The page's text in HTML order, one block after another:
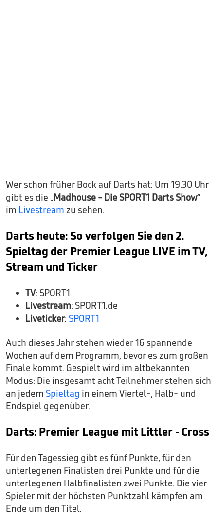
Wer schon früher Bock auf Darts hat: Um 19.30 Uhr
gibt es die „Madhouse - Die SPORT1 Darts Show“
im Livestream zu sehen.
Darts heute: So verfolgen Sie den 2.
Spieltag der Premier League LIVE im TV,
Stream und Ticker
TV: SPORT1
Livestream: SPORT1.de
Liveticker: SPORT1
Auch dieses Jahr stehen wieder 16 spannende
Wochen auf dem Programm, bevor es zum großen
Finale kommt. Gespielt wird im altbekannten
Modus: Die insgesamt acht Teilnehmer stehen sich
an jedem Spieltag in einem Viertel-, Halb- und
Endspiel gegenüber.
Darts: Premier League mit Littler - Cross
Für den Tagessieg gibt es fünf Punkte, für den
unterlegenen Finalisten drei Punkte und für die
unterlegenen Halbfinalisten zwei Punkte. Die vier
Spieler mit der höchsten Punktzahl kämpfen am
Ende um den Titel.